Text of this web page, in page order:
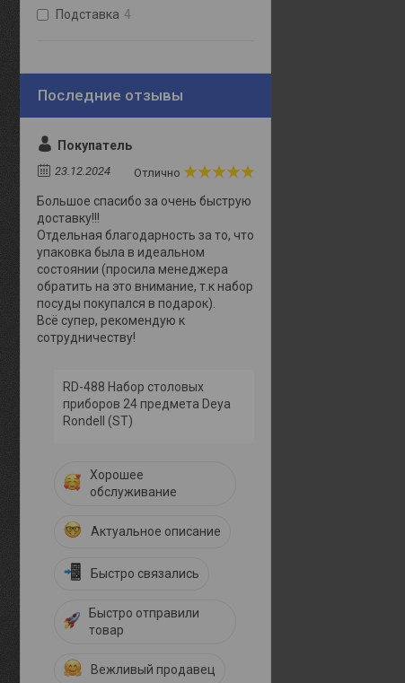
Подставка 4
Покупатель
23.12.2024 Отлично
Большое спасибо за очень быструю
доставку!!!
Отдельная благодарность за то, что
упаковка была в идеальном
состоянии (просила менеджера
обратить на это внимание, т.к набор
посуды покупался в подарок).
Всё супер, рекомендую к
сотрудничеству!
RD-488 Набор столовых
приборов 24 предмета Deya
Rondell (ST)
Хорошее
обслуживание
Актуальное описание
Быстро связались
Быстро отправили
товар
Вежливый продавец